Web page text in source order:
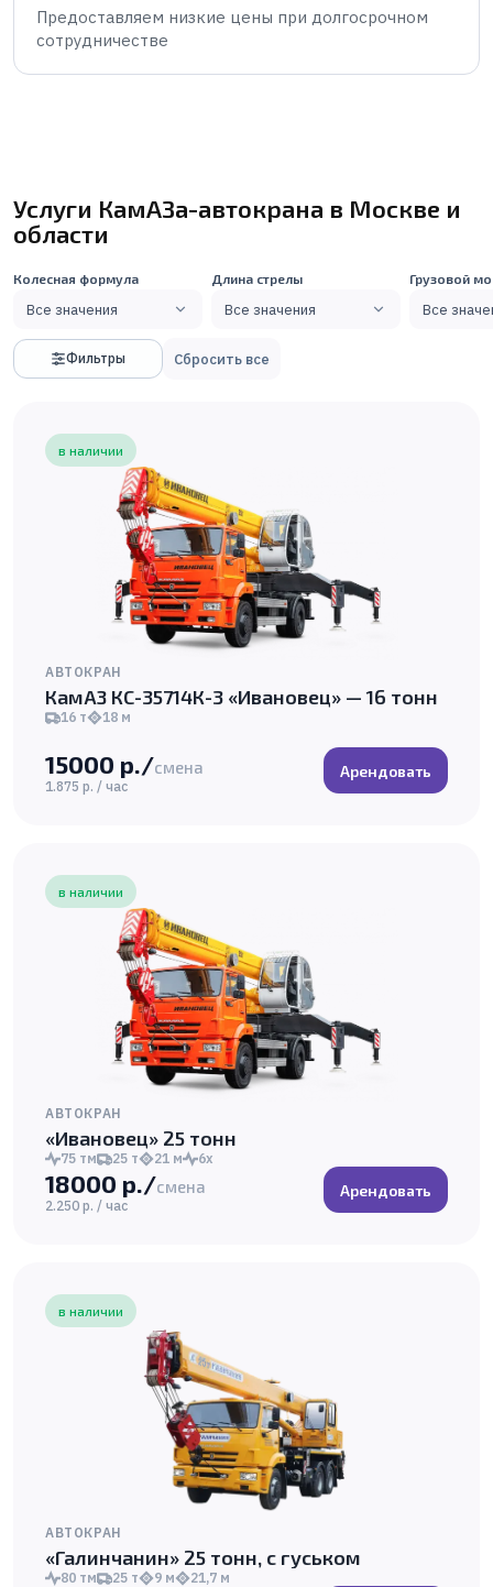
Предоставляем низкие цены при долгосрочном
сотрудничестве
Услуги КамАЗа-автокрана в Москве и
области
Колесная формула
Все значения
Длина стрелы
Все значения
Грузовой
Все
Фильтры Сбросить все
в наличии
АВТОКРАН
КамАЗ КС-35714К-3 «Ивановец» — 16 тонн
16 т 18 м
15000 р./смена
1.875 р. / час
Арендовать
в наличии
АВТОКРАН
«Ивановец» 25 тонн
75 тм 25 т 21 м 6х
18000 р./смена
2.250 р. / час
Арендовать
в наличии
АВТОКРАН
«Галинчанин» 25 тонн, с гуськом
80 тм 25 т 9 м 21,7 м